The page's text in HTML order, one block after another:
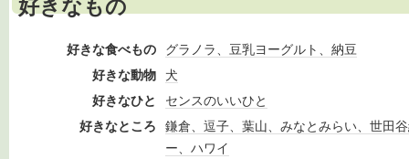
好きなもの
好きな食べもの
グラノラ、豆乳ヨーグルト、納豆
好きな動物
犬
好きなひと
センスのいいひと
好きなところ
鎌倉、逗子、葉山、みなとみらい、世田
ー、ハワイ